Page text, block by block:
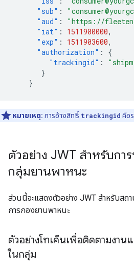
"sub" :
"aud" : "https://
"iat" : 1511900000,
"exp" : 1511903600,
"authorization" :
{
"trackingid" :
}
}
หมายเหตุ: การอ้างสิทธิ์ trackingid คือ
ตัวอย่าง JWT สำหรับกา
กลุ่มยานพาหนะ
ส่วนนี้จะแสดงตัวอย่าง JWT สำหรับส
การกองยานพาหนะ
ตัวอย่างโทเค็นเพื่อติดตามงา
ในกลุ่ม